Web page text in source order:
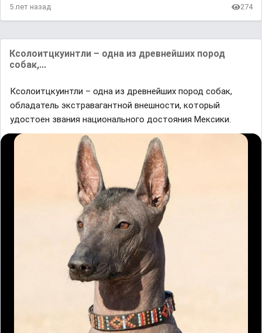
5 лет назад 274
Ксолоитцкуинтли – одна из древнейших пород
собак,...
Ксолоитцкуинтли – одна из древнейших пород собак,
обладатель экстравагантной внешности, который
удостоен звания национального достояния Мексики.